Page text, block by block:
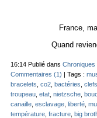
France,
Quand
16:14 Publié dans Chroniques
Commentaires (1) | Tags :
bracelets co2, bactéries clefs
troupeau, etat, nietzsche,
canaille, esclavage, liberté,
température, fracture, big